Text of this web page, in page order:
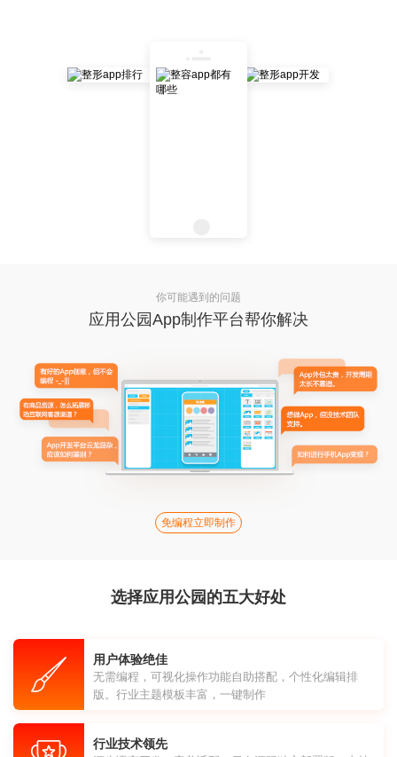
你可能遇到的问题
应用公园App制作平台帮你解决
免编程立即制作
选择应用公园的五大好处
用户体验绝佳
无需编程，可视化操作功能自助搭配，个性化编辑排
版。行业主题模板丰富，一键制作
行业技术领先